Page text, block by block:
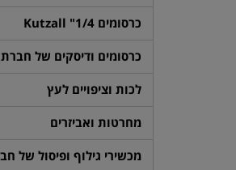
כרסומים 1/4" Kutzall
כרסומים ודיסקים של חברת Saburr-ארה"ב
לכות וציפויים לעץ
מחרטות ואביזרים